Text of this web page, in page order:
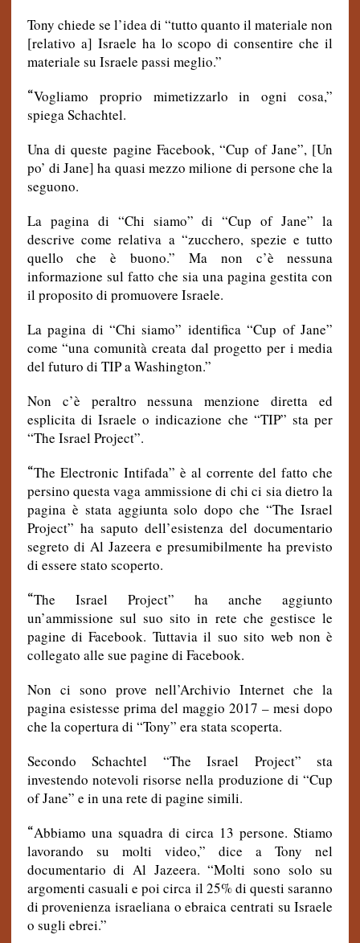
Tony chiede se l’idea di “tutto quanto il materiale non
[relativo a] Israele ha lo scopo di consentire che il
materiale su Israele passi meglio.”
“Vogliamo proprio mimetizzarlo in ogni cosa,”
spiega Schachtel.
Una di queste pagine Facebook, “Cup of Jane”, [Un
po’ di Jane] ha quasi mezzo milione di persone che la
seguono.
La pagina di “Chi siamo” di “Cup of Jane” la
descrive come relativa a “zucchero, spezie e tutto
quello che è buono.” Ma non c’è nessuna
informazione sul fatto che sia una pagina gestita con
il proposito di promuovere Israele.
La pagina di “Chi siamo” identifica “Cup of Jane”
come “una comunità creata dal progetto per i media
del futuro di TIP a Washington.”
Non c’è peraltro nessuna menzione diretta ed
esplicita di Israele o indicazione che “TIP” sta per
“The Israel Project”.
“The Electronic Intifada” è al corrente del fatto che
persino questa vaga ammissione di chi ci sia dietro la
pagina è stata aggiunta solo dopo che “The Israel
Project” ha saputo dell’esistenza del documentario
segreto di Al Jazeera e presumibilmente ha previsto
di essere stato scoperto.
“The Israel Project” ha anche aggiunto
un’ammissione sul suo sito in rete che gestisce le
pagine di Facebook. Tuttavia il suo sito web non è
collegato alle sue pagine di Facebook.
Non ci sono prove nell’Archivio Internet che la
pagina esistesse prima del maggio 2017 – mesi dopo
che la copertura di “Tony” era stata scoperta.
Secondo Schachtel “The Israel Project” sta
investendo notevoli risorse nella produzione di “Cup
of Jane” e in una rete di pagine simili.
“Abbiamo una squadra di circa 13 persone. Stiamo
lavorando su molti video,” dice a Tony nel
documentario di Al Jazeera. “Molti sono solo su
argomenti casuali e poi circa il 25% di questi saranno
di provenienza israeliana o ebraica centrati su Israele
o sugli ebrei.”